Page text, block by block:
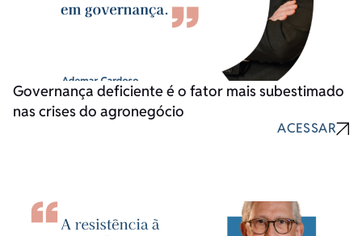
Governança deficiente é o fator mais subestimado
nas crises do agronegócio
ACESSAR